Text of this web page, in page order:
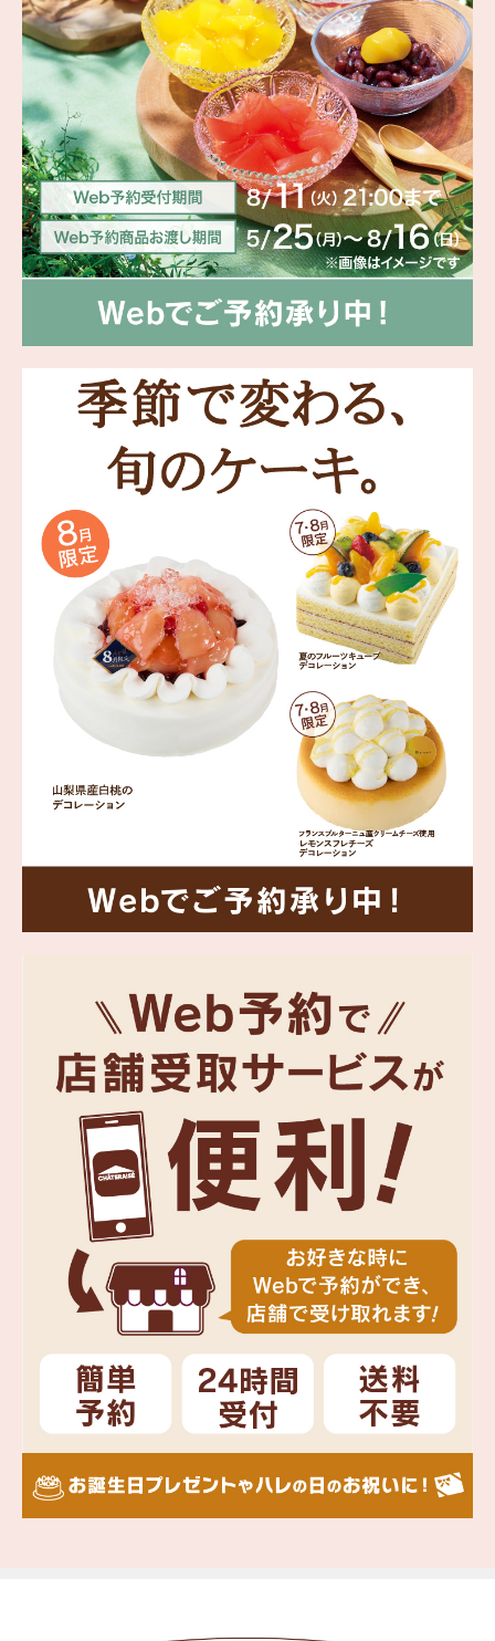
岳や末広がりを意味す
雄大な八ヶ岳山麓の自
る、こだわりのスイー
海外 Overseas shops
Indonesia
Singapore
Malaysia
Hong Kong
UAE
Thailand
Vietnam